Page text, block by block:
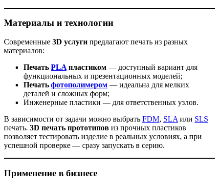
Материалы и технологии
Современные 3D услуги предлагают печать из разных
материалов:
Печать PLA пластиком — доступный вариант для
функциональных и презентационных моделей;
Печать фотополимером — идеальна для мелких
деталей и сложных форм;
Инженерные пластики — для ответственных узлов.
В зависимости от задачи можно выбрать FDM, SLA или SLS
печать. 3D печать прототипов из прочных пластиков
позволяет тестировать изделие в реальных условиях, а при
успешной проверке — сразу запускать в серию.
Применение в бизнесе